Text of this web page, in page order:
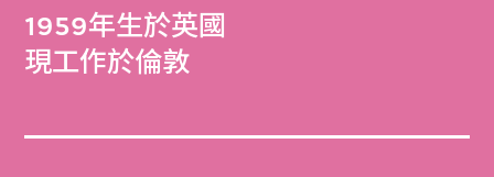
1959年生於英國
現工作於倫敦